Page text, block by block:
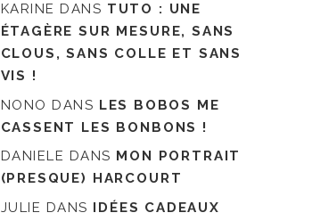
KARINE DANS TUTO : UNE
ÉTAGÈRE SUR MESURE, SANS
CLOUS, SANS COLLE ET SANS
VIS !
NONO DANS LES BOBOS ME
CASSENT LES BONBONS !
DANIELE DANS MON PORTRAIT
(PRESQUE) HARCOURT
JULIE DANS IDÉES CADEAUX